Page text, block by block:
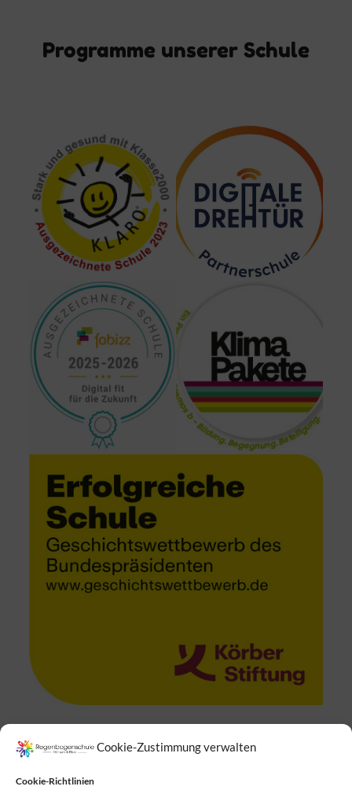
Cookie-Zustimmung verwalten
Cookie-Richtlinien
Programme unserer Schule